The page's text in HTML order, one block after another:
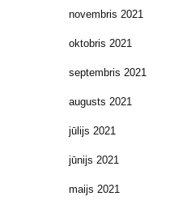
novembris 2021
oktobris 2021
septembris 2021
augusts 2021
jūlijs 2021
jūnijs 2021
maijs 2021